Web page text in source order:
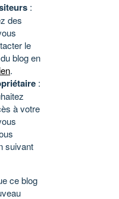
:
des
le
blog en
.
:
à votre
suivant
ce blog